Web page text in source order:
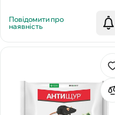
Повідомити про
наявність